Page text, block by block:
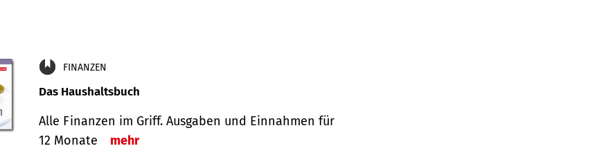
FINANZEN
Das Haushaltsbuch
Alle Finanzen im Griff. Aus­gaben und Ein­nahmen für
12 Monate
mehr